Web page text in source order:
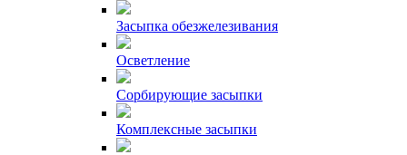
Засыпка обезжелезивания
Осветление
Сорбирующие засыпки
Комплексные засыпки